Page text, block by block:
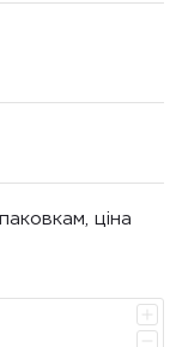
ціна